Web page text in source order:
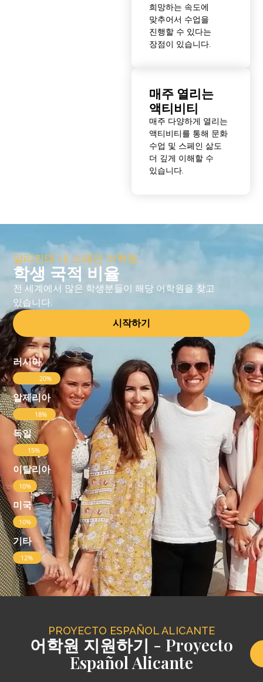
희망하는 속도에
맞추어서 수업을
진행할 수 있다는
장점이 있습니다.
매주 열리는
액티비티
매주 다양하게 열리는
액티비티를 통해 문화
수업 및 스페인 삶도
더 깊게 이해할 수
있습니다.
알리칸테 내 스페인 어학원
학생 국적 비율
전 세계에서 많은 학생분들이 해당 어학원을 찾고
있습니다.
시작하기
러시아
20%
알제리아
18%
독일
15%
이탈리아
10%
미국
10%
기타
12%
PROYECTO ESPAÑOL ALICANTE
어학원 지원하기 - Proyecto
Español Alicante